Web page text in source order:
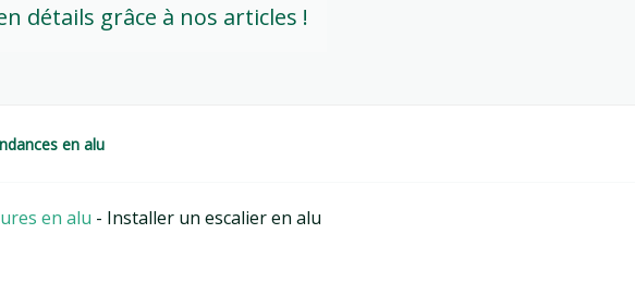
détails grâce à nos articles !
en alu
en alu - Installer un escalier en alu